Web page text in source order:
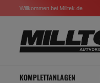
Willkommen bei Milltek.de
KOMPLETTANLAGEN